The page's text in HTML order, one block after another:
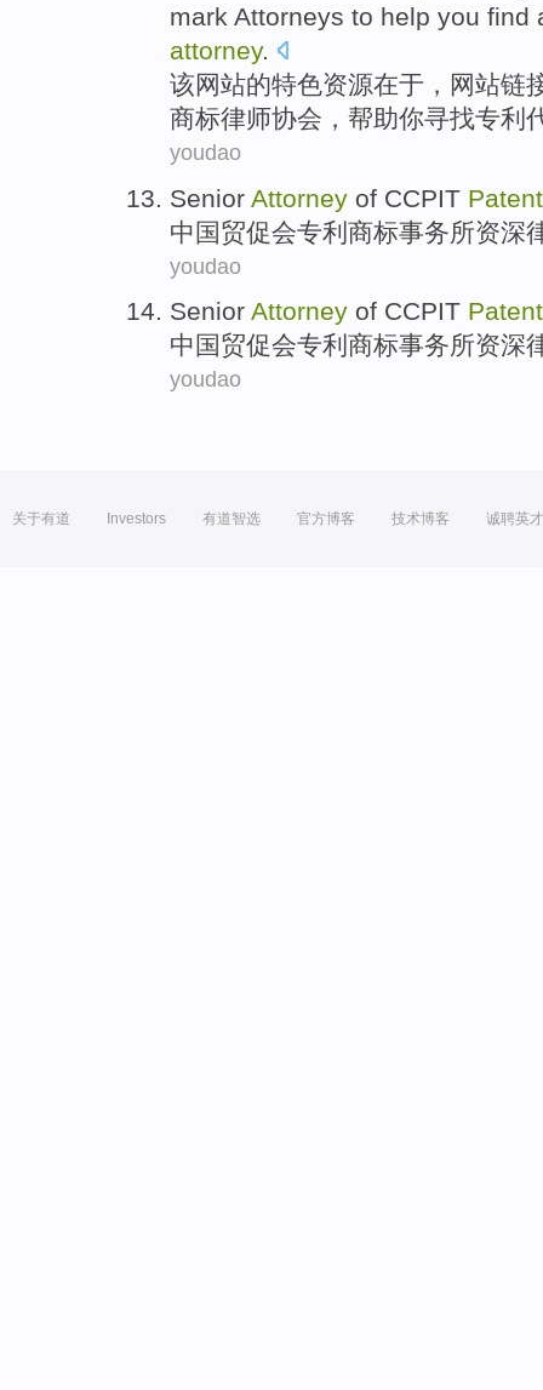
mark Attorneys to help you find
attorney.
该网站的特色资源在于 ，网站链
商标律师协会， 帮助你寻找专利
youdao
Senior Attorney of CCPIT Patent
中国贸促会专利 商标事务所资深
youdao
Senior Attorney of CCPIT Patent
中国贸促会专利 商标事务所资深
youdao
关于有道 Investors 有道智选 官方博客 技术博客 诚聘英才